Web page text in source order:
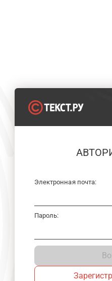
Электронная почта:
Пароль: